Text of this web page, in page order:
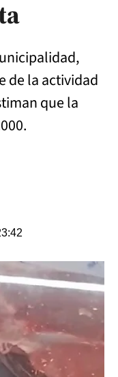
de la actividad
que la